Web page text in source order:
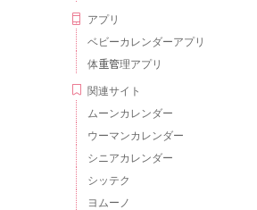
アプリ
ベビーカレンダーアプリ
体重管理アプリ
関連サイト
ムーンカレンダー
ウーマンカレンダー
シニアカレンダー
シッテク
ヨムーノ